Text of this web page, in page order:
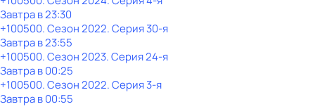
Завтра в 23:30
+100500. Сезон 2022. Серия 30-я
Завтра в 23:55
+100500. Сезон 2023. Серия 24-я
Завтра в 00:25
+100500. Сезон 2022. Серия 3-я
Завтра в 00:55